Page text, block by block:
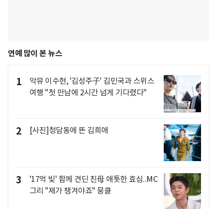
연예 많이 본 뉴스
1
악뮤 이수현, '김성주子' 김민국과 스위스
여행 "첫 만남에 2시간 넘게 기다렸다"
2 [사진]청담동에 뜬 김희애
3
'17억 빚' 함께 견딘 친母 애틋한 효심..MC
그리 "제가 챙겨야죠" 뭉클